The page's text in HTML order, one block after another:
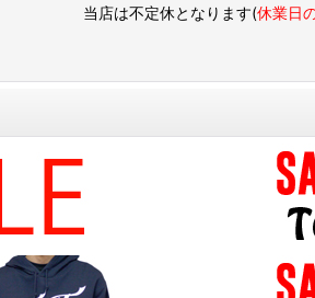
当店は不定休となります(休業日